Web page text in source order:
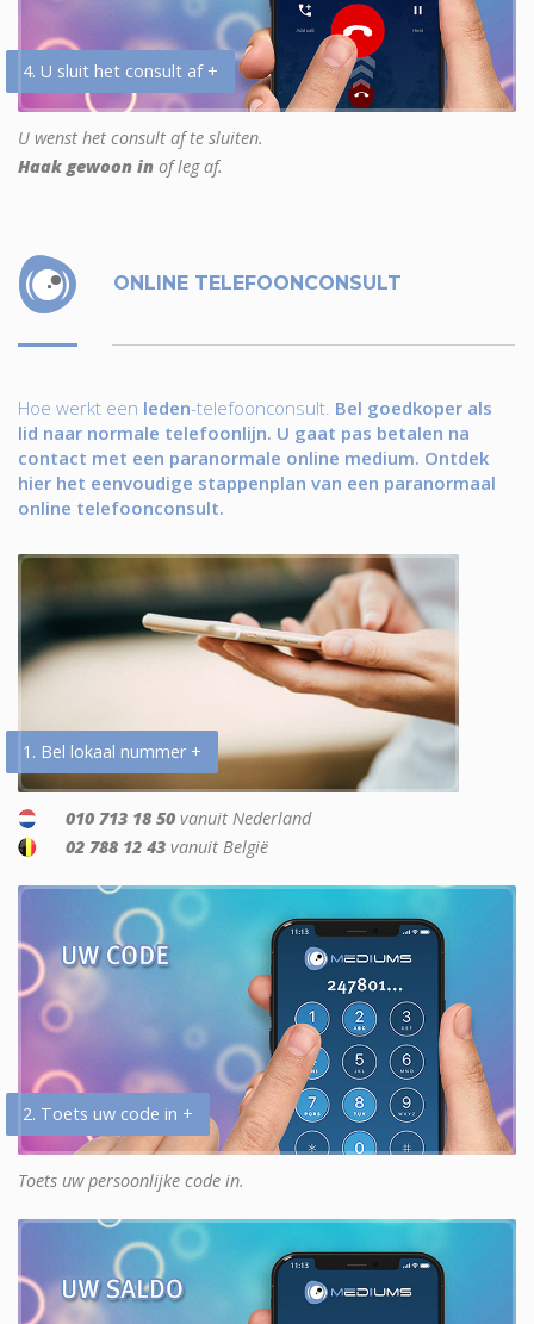
4. U sluit het consult af +
U wenst het consult af te sluiten.
Haak gewoon in of leg af.
ONLINE TELEFOONCONSULT
Hoe werkt een leden-telefoonconsult. Bel goedkoper als
lid naar normale telefoonlijn. U gaat pas betalen na
contact met een paranormale online medium. Ontdek
hier het eenvoudige stappenplan van een paranormaal
online telefoonconsult.
1. Bel lokaal nummer +
010 713 18 50 vanuit Nederland
02 788 12 43 vanuit België
2. Toets uw code in +
Toets uw persoonlijke code in.